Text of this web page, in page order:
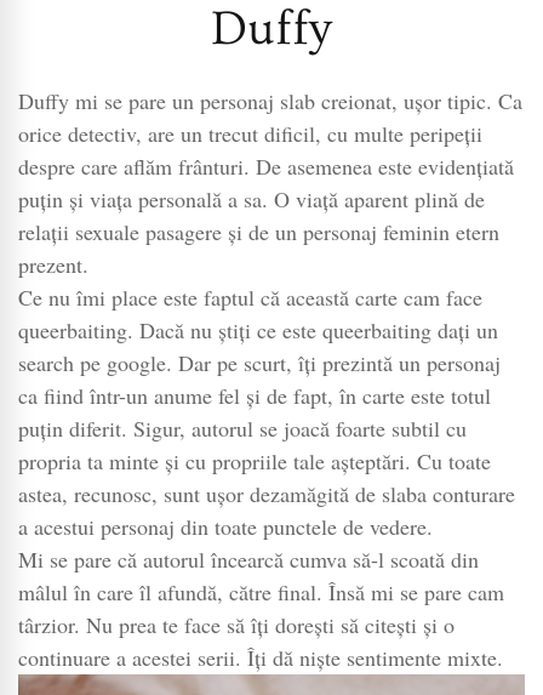
Duffy
Duffy mi se pare un personaj slab creionat, ușor tipic. Ca
orice detectiv, are un trecut dificil, cu multe peripeții
despre care aflăm frânturi. De asemenea este evidențiată
puțin și viața personală a sa. O viață aparent plină de
relații sexuale pasagere și de un personaj feminin etern
prezent.
Ce nu îmi place este faptul că această carte cam face
queerbaiting. Dacă nu știți ce este queerbaiting dați un
search pe google. Dar pe scurt, îți prezintă un personaj
ca fiind într-un anume fel și de fapt, în carte este totul
puțin diferit. Sigur, autorul se joacă foarte subtil cu
propria ta minte și cu propriile tale așteptări. Cu toate
astea, recunosc, sunt ușor dezamăgită de slaba conturare
a acestui personaj din toate punctele de vedere.
Mi se pare că autorul încearcă cumva să-l scoată din
mâlul în care îl afundă, către final. Însă mi se pare cam
târzior. Nu prea te face să îți dorești să citești și o
continuare a acestei serii. Îți dă niște sentimente mixte.